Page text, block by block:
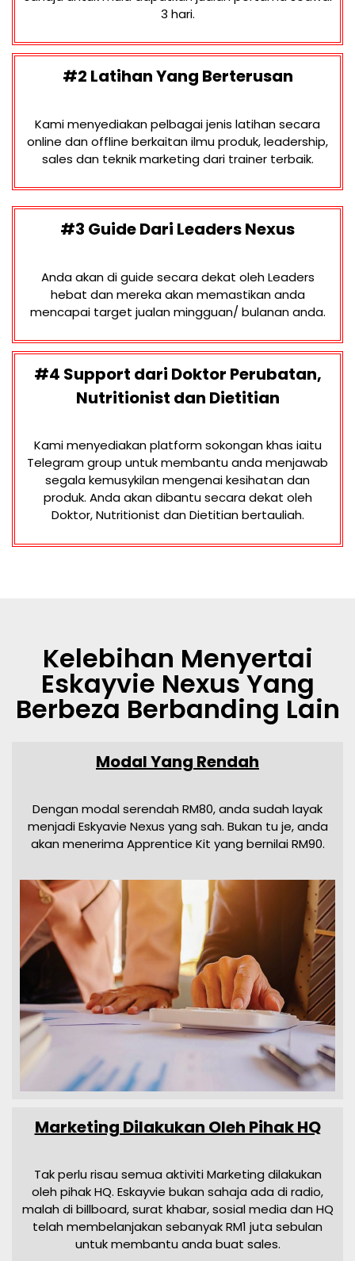
3 hari.
#2 Latihan Yang Berterusan
Kami menyediakan pelbagai jenis latihan secara
online dan offline berkaitan ilmu produk, leadership,
sales dan teknik marketing dari trainer terbaik.
#3 Guide Dari Leaders Nexus
Anda akan di guide secara dekat oleh Leaders
hebat dan mereka akan memastikan anda
mencapai target jualan mingguan/ bulanan anda.
#4 Support dari Doktor Perubatan,
Nutritionist dan Dietitian
Kami menyediakan platform sokongan khas iaitu
Telegram group untuk membantu anda menjawab
segala kemusykilan mengenai kesihatan dan
produk. Anda akan dibantu secara dekat oleh
Doktor, Nutritionist dan Dietitian bertauliah.
Kelebihan Menyertai
Eskayvie Nexus Yang
Berbeza Berbanding Lain
Modal Yang Rendah
Dengan modal serendah RM80, anda sudah layak
menjadi Eskyavie Nexus yang sah. Bukan tu je, anda
akan menerima Apprentice Kit yang bernilai RM90.
Marketing Dilakukan Oleh Pihak HQ
Tak perlu risau semua aktiviti Marketing dilakukan
oleh pihak HQ. Eskayvie bukan sahaja ada di radio,
malah di billboard, surat khabar, sosial media dan HQ
telah membelanjakan sebanyak RM1 juta sebulan
untuk membantu anda buat sales.